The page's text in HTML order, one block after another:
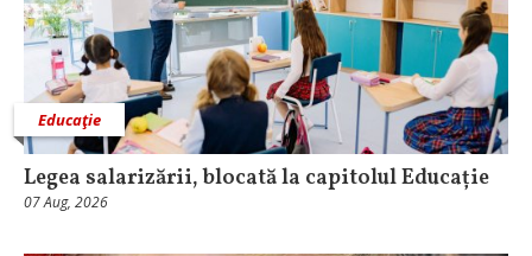
Educaţie
Legea salarizării, blocată la capitolul Educație
07 Aug, 2026